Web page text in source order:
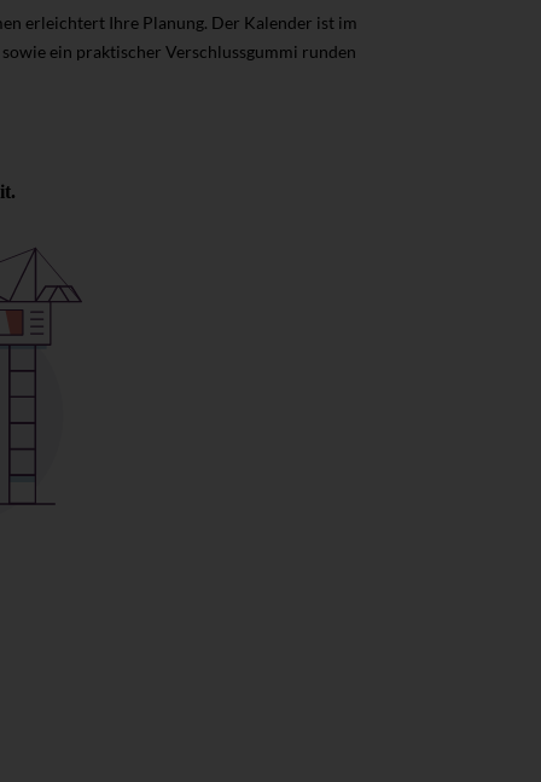
erleichtert Ihre Planung. Der Kalender ist im
ein praktischer Verschlussgummi runden